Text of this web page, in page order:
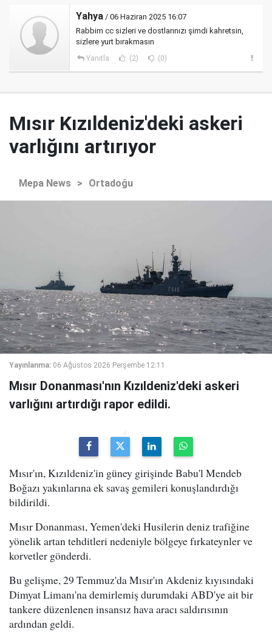
Yahya / 06 Haziran 2025 16:07
Rabbim cc sizleri ve dostlarınızı şimdi kahretsin,
sizlere yurt bırakmasın
Yanıtla (2) (0)
Mısır Kızıldeniz'deki askeri
varlığını artırıyor
Mepa News > Ortadoğu
Yayınlanma: 06 Ağustos 2026 Perşembe 12:11
Mısır Donanması'nın Kızıldeniz'deki askeri
varlığını artırdığı rapor edildi.
Mısır'ın, Kızıldeniz'in güney girişinde Babu'l Mendeb
Boğazı yakınlarına ek savaş gemileri konuşlandırdığı
bildirildi.
Mısır Donanması, Yemen'deki Husilerin deniz trafiğine
yönelik artan tehditleri nedeniyle bölgeye fırkateynler ve
korvetler gönderdi.
Bu gelişme, 29 Temmuz'da Mısır'ın Akdeniz kıyısındaki
Dimyat Limanı'na demirlemiş durumdaki ABD'ye ait bir
tankere düzenlenen insansız hava aracı saldırısının
ardından geldi.